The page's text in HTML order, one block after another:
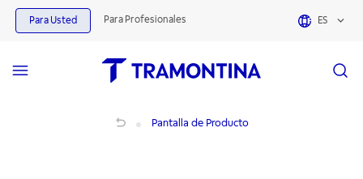
Para Usted Para Profesionales ES
Pantalla de Producto